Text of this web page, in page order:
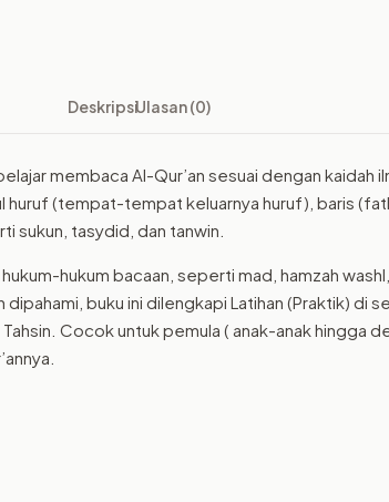
dan
secara
Talaqqi
DeskripsiUlasan (0)
membaca Al-Qur’an sesuai dengan kaidah
huruf (tempat-tempat keluarnya huruf), baris
sukun, tasydid, dan tanwin.
hukum bacaan, seperti mad, hamzah
dipahami, buku ini dilengkapi Latihan (Praktik) di
Cocok untuk pemula ( anak-anak hingga